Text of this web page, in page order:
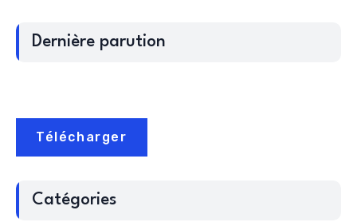
Dernière parution
Télécharger
Catégories